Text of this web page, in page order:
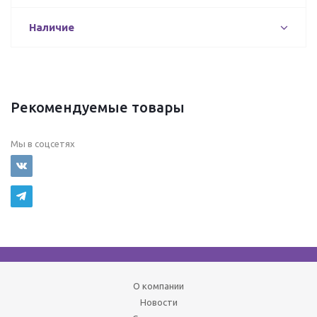
Наличие
Рекомендуемые товары
Мы в соцсетях
О компании
Новости